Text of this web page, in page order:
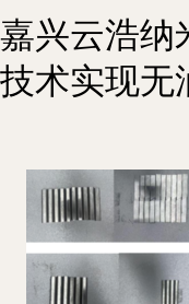
嘉兴云浩纳
技术实现无